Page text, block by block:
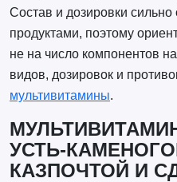
Состав и дозировки
продуктами, поэтому
не на число компонентов
видов, дозировок и
мультивитамины.
УСТЬ-
КАЗПОЧТОЙ И